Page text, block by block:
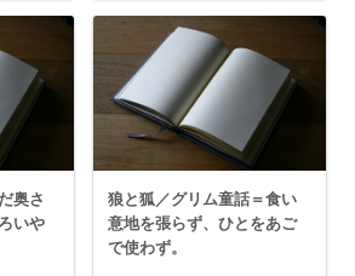
奥さ
いや
狼と狐／グリム童話＝食い
意地を張らず、ひとをあご
で使わず。